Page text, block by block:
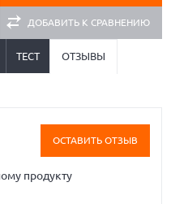
ДОБАВИТЬ К СРАВНЕНИЮ
ТЕСТ ОТЗЫВЫ
ОСТАВИТЬ ОТЗЫВ
продукту